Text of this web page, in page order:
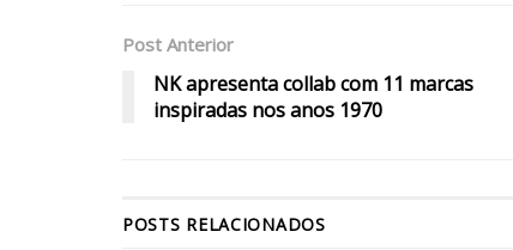
Post Anterior
NK apresenta collab com 11 marcas
inspiradas nos anos 1970
POSTS RELACIONADOS